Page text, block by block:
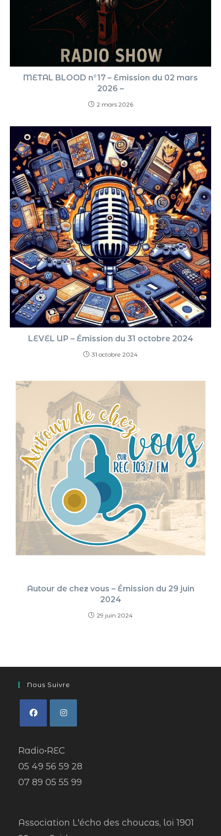
METAL BLOOD n°17 – Emission du 02 mars
2026 –
2 mars 2026
LEVEL UP – Émission du 31 octobre 2024
31 octobre 2024
Autour de chez vous – Émission du 29 juin
2024
29 juin 2024
Nous Suivre
Radio•REC
05 49 56 59 28
07 89 05 55 99
Association L'écho des choucas, loi 1901